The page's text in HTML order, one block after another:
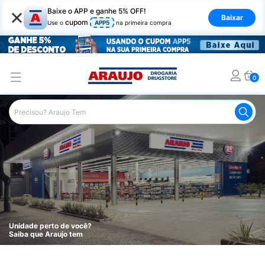
× Baixe o APP e ganhe 5% OFF!
Use o cupom APP5 na primeira compra
Baixar
0
Unidade perto de você?
Saiba que Araujo tem